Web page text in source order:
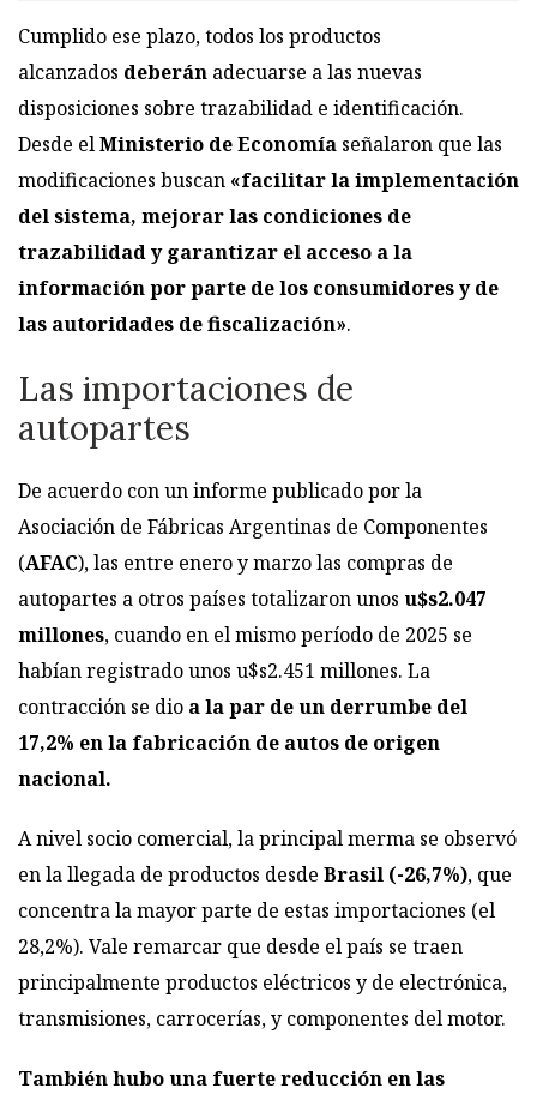
Cumplido ese plazo, todos los productos
alcanzados deberán adecuarse a las nuevas
disposiciones sobre trazabilidad e identificación.
Desde elMinisterio de Economía señalaron que las
modificaciones buscan «facilitar la implementación
del sistema, mejorar las condiciones de
trazabilidad y garantizar el acceso a la
información por parte de los consumidores y de
las autoridades de fiscalización».
Las importaciones de
autopartes
De acuerdo con un informe publicado por la
Asociación de Fábricas Argentinas de Componentes
(AFAC), las entre enero y marzo las compras de
autopartes a otros países totalizaron unos u$s2.047
millones, cuando en el mismo período de 2025 se
habían registrado unos u$s2.451 millones. La
contracción se dio a la par de un derrumbe del
17,2% en la fabricación de autos de origen
nacional.
A nivel socio comercial, la principal merma se observó
en la llegada de productos desde Brasil (-26,7%), que
concentra la mayor parte de estas importaciones (el
28,2%). Vale remarcar que desde el país se traen
principalmente productos eléctricos y de electrónica,
transmisiones, carrocerías, y componentes del motor.
También hubo una fuerte reducción en las